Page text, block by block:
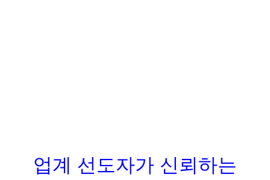
업계 선도자가 신뢰하는